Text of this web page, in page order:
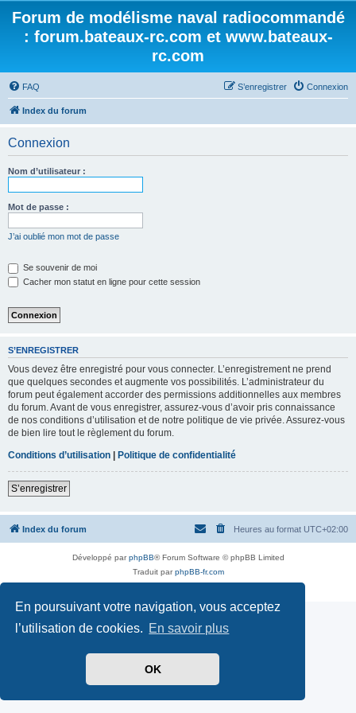
En poursuivant votre navigation, vous acceptez
l’utilisation de cookies. En savoir plus
OK
Forum de modélisme naval radiocommandé
: forum.bateaux-rc.com et www.bateaux-
rc.com
FAQ Connexion
S’enregistrer
Index du forum
Connexion
Nom d’utilisateur :
Mot de passe :
J’ai oublié mon mot de passe
Se souvenir de moi
Cacher mon statut en ligne pour cette session
S’ENREGISTRER
Vous devez être enregistré pour vous connecter. L’enregistrement ne prend
que quelques secondes et augmente vos possibilités. L’administrateur du
forum peut également accorder des permissions additionnelles aux membres
du forum. Avant de vous enregistrer, assurez-vous d’avoir pris connaissance
de nos conditions d’utilisation et de notre politique de vie privée. Assurez-vous
de bien lire tout le règlement du forum.
Conditions d’utilisation | Politique de confidentialité
S’enregistrer
Index du forum Heures au format UTC+02:00
Développé parphpBB® Forum Software © phpBB Limited
Traduit parphpBB-fr.com